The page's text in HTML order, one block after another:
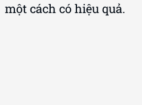
một cách có hiệu quả.